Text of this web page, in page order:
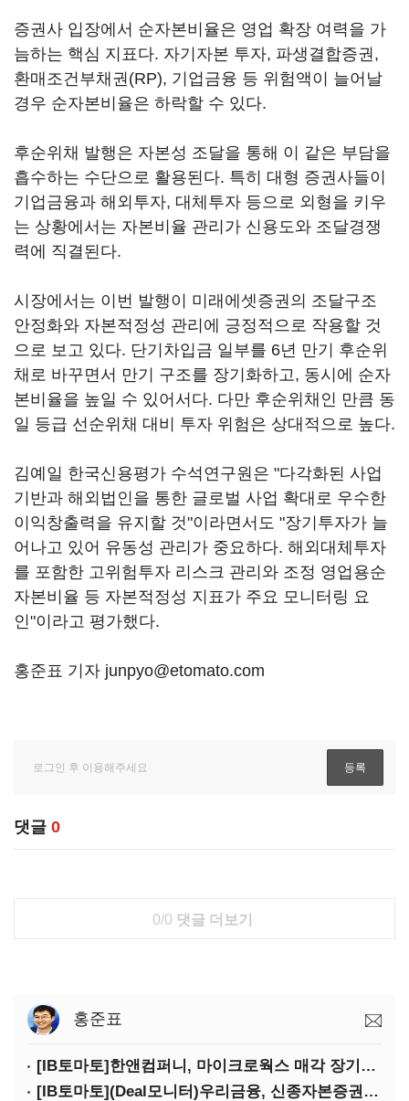
증권사 입장에서 순자본비율은 영업 확장 여력을 가
늠하는 핵심 지표다. 자기자본 투자, 파생결합증권,
환매조건부채권(RP), 기업금융 등 위험액이 늘어날
경우 순자본비율은 하락할 수 있다.
후순위채 발행은 자본성 조달을 통해 이 같은 부담을
흡수하는 수단으로 활용된다. 특히 대형 증권사들이
기업금융과 해외투자, 대체투자 등으로 외형을 키우
는 상황에서는 자본비율 관리가 신용도와 조달경쟁
력에 직결된다.
시장에서는 이번 발행이 미래에셋증권의 조달구조
안정화와 자본적정성 관리에 긍정적으로 작용할 것
으로 보고 있다. 단기차입금 일부를 6년 만기 후순위
채로 바꾸면서 만기 구조를 장기화하고, 동시에 순자
본비율을 높일 수 있어서다. 다만 후순위채인 만큼 동
일 등급 선순위채 대비 투자 위험은 상대적으로 높다.
김예일 한국신용평가 수석연구원은 "다각화된 사업
기반과 해외법인을 통한 글로벌 사업 확대로 우수한
이익창출력을 유지할 것"이라면서도 "장기투자가 늘
어나고 있어 유동성 관리가 중요하다. 해외대체투자
를 포함한 고위험투자 리스크 관리와 조정 영업용순
자본비율 등 자본적정성 지표가 주요 모니터링 요
인"이라고 평가했다.
홍준표 기자 junpyo@etomato.com
댓글 0
0/0 댓글 더보기
홍준표
[IB토마토]한앤컴퍼니, 마이크로웍스 매각 장기화 대비…배당 회수판 깔았다
[IB토마토](Deal모니터)우리금융, 신종자본증권 발행했지만 차환금리 '부담'